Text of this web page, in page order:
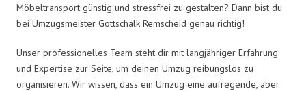
Möbeltransport günstig und stressfrei zu gestalten? Dann bist du
bei Umzugsmeister Gottschalk Remscheid genau richtig!
Unser professionelles Team steht dir mit langjähriger Erfahrung
und Expertise zur Seite, um deinen Umzug reibungslos zu
organisieren. Wir wissen, dass ein Umzug eine aufregende, aber